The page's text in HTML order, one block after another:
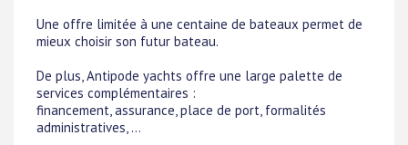
Une offre limitée à une centaine de bateaux permet de
mieux choisir son futur bateau.
De plus, Antipode yachts offre une large palette de
services complémentaires :
financement, assurance, place de port, formalités
administratives, ...